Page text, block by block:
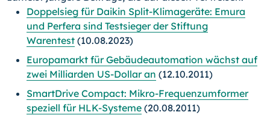
Doppelsieg für Daikin Split-Klimageräte: Emura
und Perfera sind Testsieger der Stiftung
Warentest (10.08.2023)
Europamarkt für Gebäudeautomation wächst auf
zwei Milliarden US-Dollar an (12.10.2011)
SmartDrive Compact: Mikro-Frequenzumformer
speziell für HLK-Systeme (20.08.2011)